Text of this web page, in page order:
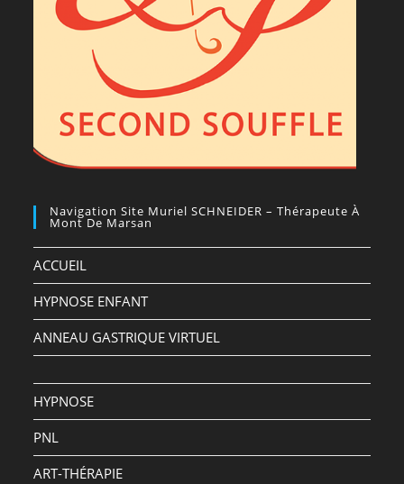
Navigation Site Muriel SCHNEIDER – Thérapeute À
Mont De Marsan
ACCUEIL
HYPNOSE ENFANT
ANNEAU GASTRIQUE VIRTUEL
HYPNOSE
PNL
ART-THÉRAPIE